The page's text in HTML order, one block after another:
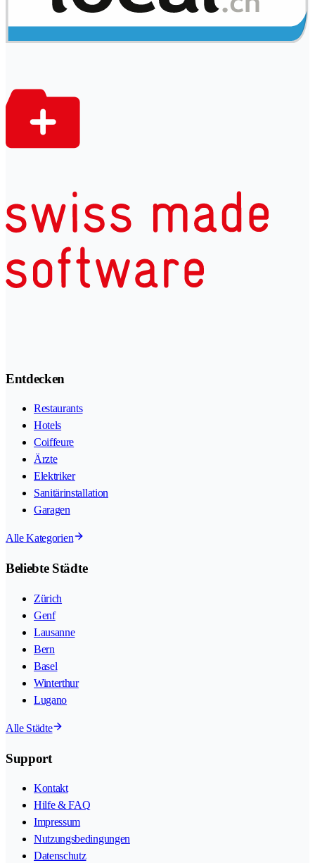
Entdecken
Restaurants
Hotels
Coiffeure
Ärzte
Elektriker
Sanitärinstallation
Garagen
Alle Kategorien
Beliebte Städte
Zürich
Genf
Lausanne
Bern
Basel
Winterthur
Lugano
Alle Städte
Support
Kontakt
Hilfe & FAQ
Impressum
Nutzungsbedingungen
Datenschutz